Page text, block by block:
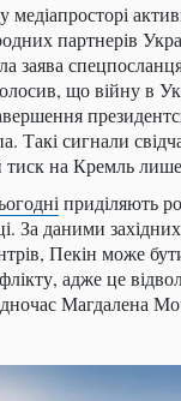
медіапросторі
партнерів
заява
що війну в
Такі сигнали
на Кремль
приділяють
За даними
Пекін може
адже це
Магдалена